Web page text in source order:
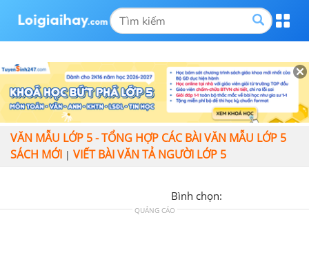
VĂN MẪU LỚP 5 - TỔNG HỢP CÁC BÀI VĂN MẪU LỚP 5
SÁCH MỚI | VIẾT BÀI VĂN TẢ NGƯỜI LỚP 5
Bình chọn:
QUẢNG CÁO